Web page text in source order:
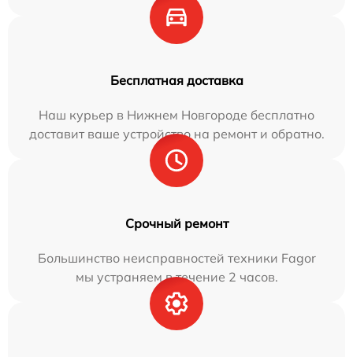
Бесплатная доставка
Наш курьер в Нижнем Новгороде бесплатно
доставит ваше устройство на ремонт и обратно.
Срочный ремонт
Большинство неисправностей техники Fagor
мы устраняем в течение 2 часов.